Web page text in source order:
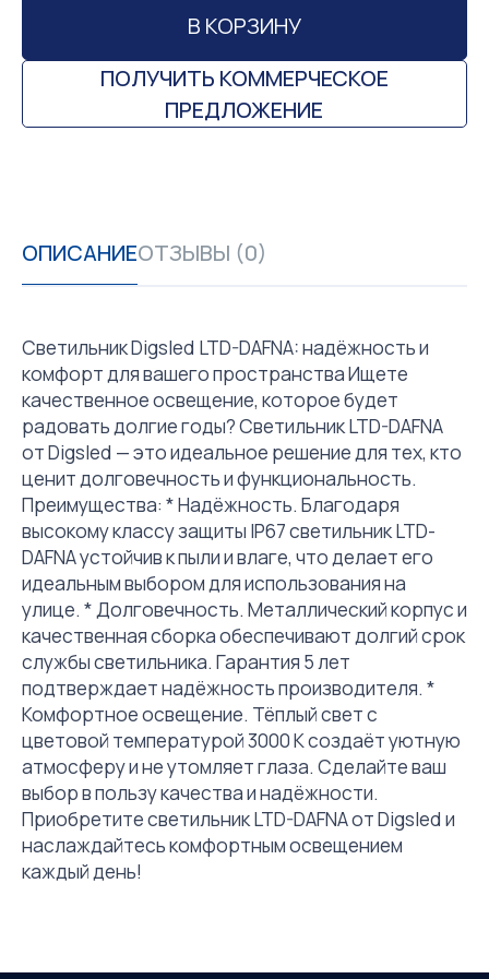
В КОРЗИНУ
ПОЛУЧИТЬ КОММЕРЧЕСКОЕ
ПРЕДЛОЖЕНИЕ
ОПИСАНИЕОТЗЫВЫ (0)
Светильник Digsled LTD-DAFNA: надёжность и
комфорт для вашего пространства Ищете
качественное освещение, которое будет
радовать долгие годы? Светильник LTD-DAFNA
от Digsled — это идеальное решение для тех, кто
ценит долговечность и функциональность.
Преимущества: * Надёжность. Благодаря
высокому классу защиты IP67 светильник LTD-
DAFNA устойчив к пыли и влаге, что делает его
идеальным выбором для использования на
улице. * Долговечность. Металлический корпус и
качественная сборка обеспечивают долгий срок
службы светильника. Гарантия 5 лет
подтверждает надёжность производителя. *
Комфортное освещение. Тёплый свет с
цветовой температурой 3000 К создаёт уютную
атмосферу и не утомляет глаза. Сделайте ваш
выбор в пользу качества и надёжности.
Приобретите светильник LTD-DAFNA от Digsled и
наслаждайтесь комфортным освещением
каждый день!